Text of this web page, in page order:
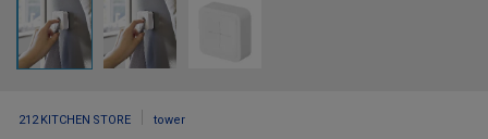
212 KITCHEN STORE tower